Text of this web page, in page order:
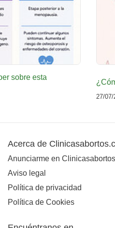
sobre esta
27/07/
Acerca de
Anunciarme en
Aviso legal
Política de privacidad
Política de Cookies